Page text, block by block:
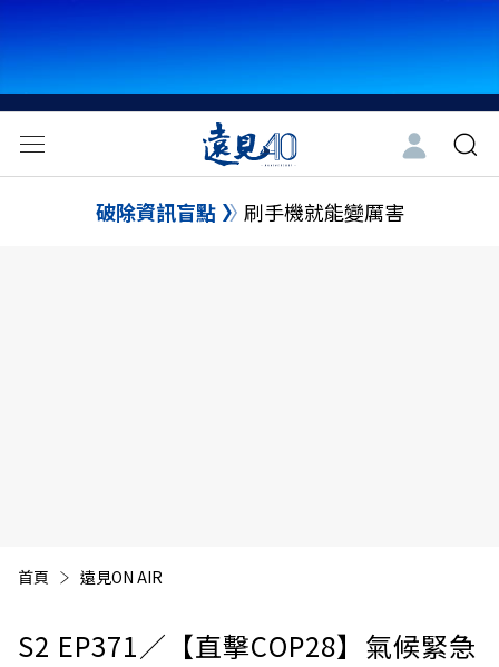
破除資訊盲點 刷手機就能變厲害
首頁 遠見ON AIR
S2 EP371／【直擊COP28】氣候緊急